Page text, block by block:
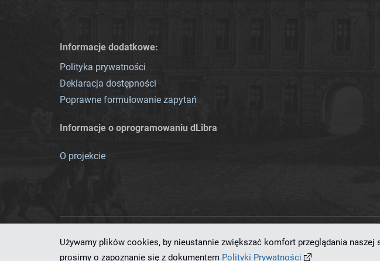
Informacje dodatkowe:
Polityka prywatności
Deklaracja dostępności
Poprawne formułowanie zapytań
Informacje o oprogramowaniu dLibra
O projekcie
Ten serwis działa dzięki oprogramowaniudLibra 7.0.0-SNAPSHOT
Używamy plików cookies, by nieustannie zwiększać komfort przeglądania
prosimy o zapoznanie się z dokumentem Polityki Prywatności